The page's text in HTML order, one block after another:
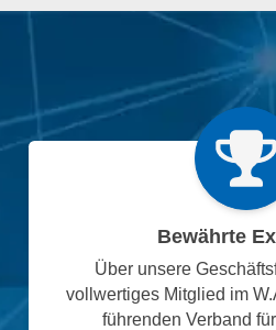
Bewährte
Über unsere
vollwertiges Mitglied im
führenden Verband